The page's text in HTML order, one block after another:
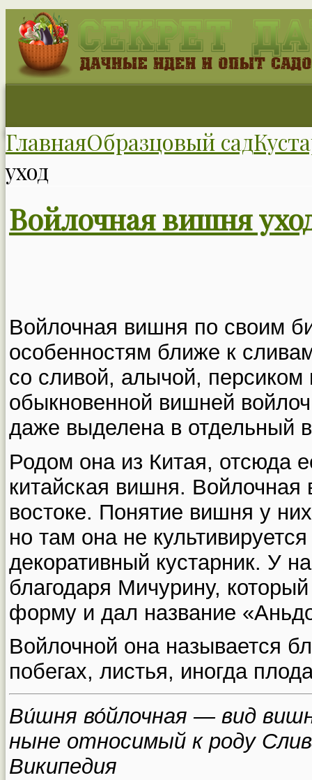
ГлавнаяОбразцовый сад
уход
Войлочная вишня
Войлочная вишня по своим
особенностям ближе к
со сливой, алычой,
обыкновенной вишней
даже выделена в отдельный
Родом она из Китая, отсюда
китайская вишня.
востоке. Понятие вишня у
но там она не
декоративный кустарник. У
благодаря Мичурину,
форму и дал название
Войлочной она называется
побегах, листья, иногда
Ви́шня во́йлочная — вид
ныне относимый к роду
Википедия